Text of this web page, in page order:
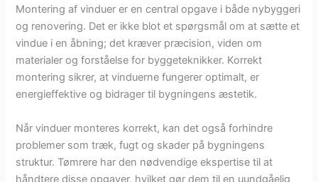
Montering af vinduer er en central opgave i både nybyggeri
og renovering. Det er ikke blot et spørgsmål om at sætte et
vindue i en åbning; det kræver præcision, viden om
materialer og forståelse for byggeteknikker. Korrekt
montering sikrer, at vinduerne fungerer optimalt, er
energieffektive og bidrager til bygningens æstetik.
Når vinduer monteres korrekt, kan det også forhindre
problemer som træk, fugt og skader på bygningens
struktur. Tømrere har den nødvendige ekspertise til at
håndtere disse opgaver, hvilket gør dem til en uundgåelig